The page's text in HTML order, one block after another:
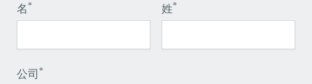
名* 姓*
公司 *